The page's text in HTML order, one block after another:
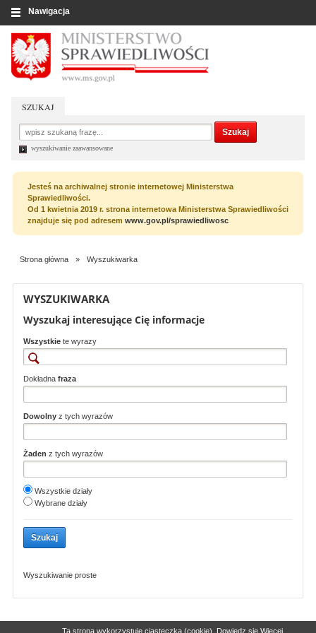
SZUKAJ
wyszukiwanie zaawansowane
Jesteś na archiwalnej stronie internetowej Ministerstwa
Sprawiedliwości.
Od 1 kwietnia 2019 r. strona internetowa Ministerstwa Sprawiedliwości
znajduje się pod adresem www.gov.pl/sprawiedliwosc
Nawigacja
Strona główna » Wyszukiwarka
WYSZUKIWARKA
Wyszukaj interesujące Cię informacje
Wszystkie te wyrazy
Dokładna fraza
Dowolny z tych wyrazów
Żaden z tych wyrazów
Wszystkie działy
Wybrane działy
Wyszukiwanie proste
Polityka Prywatności Deklaracja dostępności © 2000-2026 Ministerstwo
Ta strona wykorzystuje ciasteczka (cookie). Dowiedz się Więcej